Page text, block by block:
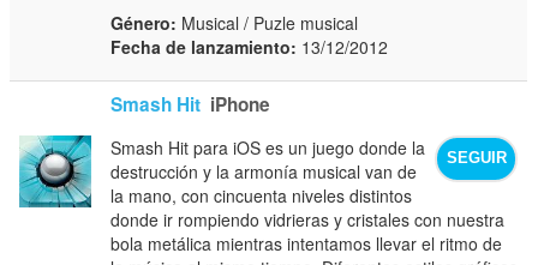
Género: Musical / Puzle musical
Fecha de lanzamiento: 13/12/2012
Smash Hit iPhone
SEGUIR
Smash Hit para iOS es un juego donde la
destrucción y la armonía musical van de
la mano, con cincuenta niveles distintos
donde ir rompiendo vidrieras y cristales con nuestra
bola metálica mientras intentamos llevar el ritmo de